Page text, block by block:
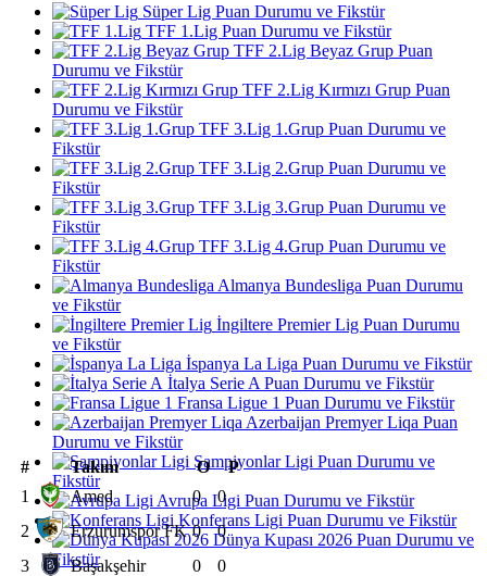
Süper Lig Puan Durumu ve Fikstür
TFF 1.Lig Puan Durumu ve Fikstür
TFF 2.Lig Beyaz Grup Puan
Durumu ve Fikstür
TFF 2.Lig Kırmızı Grup Puan
Durumu ve Fikstür
TFF 3.Lig 1.Grup Puan Durumu ve
Fikstür
TFF 3.Lig 2.Grup Puan Durumu ve
Fikstür
TFF 3.Lig 3.Grup Puan Durumu ve
Fikstür
TFF 3.Lig 4.Grup Puan Durumu ve
Fikstür
Almanya Bundesliga Puan Durumu
ve Fikstür
İngiltere Premier Lig Puan Durumu
ve Fikstür
İspanya La Liga Puan Durumu ve Fikstür
İtalya Serie A Puan Durumu ve Fikstür
Fransa Ligue 1 Puan Durumu ve Fikstür
Azerbaijan Premyer Liqa Puan
Durumu ve Fikstür
Şampiyonlar Ligi Puan Durumu ve
Fikstür
Avrupa Ligi Puan Durumu ve Fikstür
Konferans Ligi Puan Durumu ve Fikstür
Dünya Kupası 2026 Puan Durumu ve
Fikstür
# Takım O
P
1
Amed 0
0
2
Erzurumspor FK 0
0
3
Başakşehir 0
0